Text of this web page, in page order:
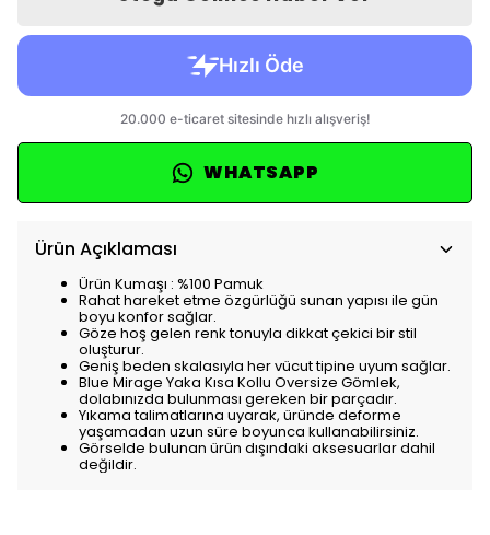
WHATSAPP
Ürün Açıklaması
Ürün Kumaşı : %100 Pamuk
Rahat hareket etme özgürlüğü sunan yapısı ile gün
boyu konfor sağlar.
Göze hoş gelen renk tonuyla dikkat çekici bir stil
oluşturur.
Geniş beden skalasıyla her vücut tipine uyum sağlar.
Blue Mirage Yaka Kısa Kollu Oversize Gömlek,
dolabınızda bulunması gereken bir parçadır.
Yıkama talimatlarına uyarak, üründe deforme
yaşamadan uzun süre boyunca kullanabilirsiniz.
Görselde bulunan ürün dışındaki aksesuarlar dahil
değildir.